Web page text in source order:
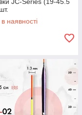
наявності